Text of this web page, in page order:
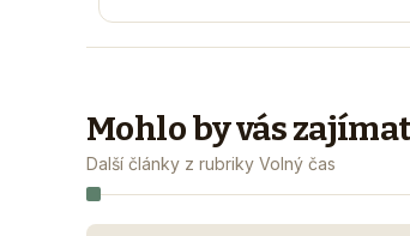
Mohlo by vás
Další články z rubriky Volný čas